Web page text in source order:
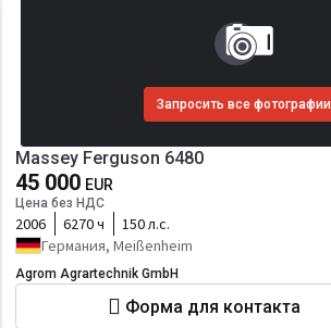
Запросить все фотографии
Massey Ferguson 6480
45 000 EUR
Цена без НДС
2006 6270 ч
150 л.с.
Германия, Meißenheim
Agrom Agrartechnik GmbH
Форма для контакта